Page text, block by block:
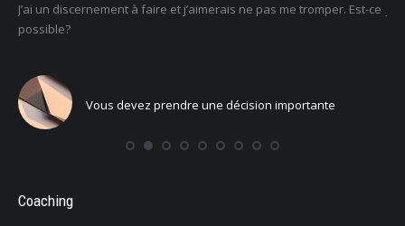
Est-ce Je ne sais pas ce que je veux faire dans la vie : comment
un sens
Vous voulez trouver votre voix personnelle
Coaching